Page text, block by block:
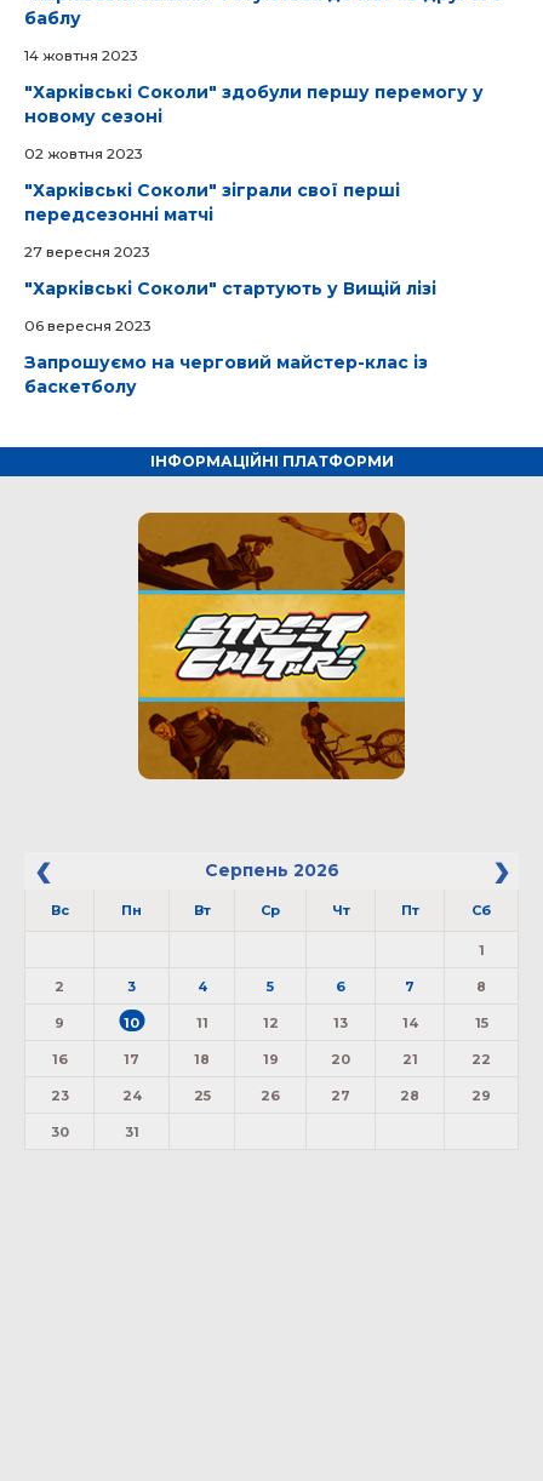
баблу
14 жовтня 2023
"Харківські Соколи" здобули першу перемогу у
новому сезоні
02 жовтня 2023
"Харківські Соколи" зіграли свої перші
передсезонні матчі
27 вересня 2023
"Харківські Соколи" стартують у Вищій лізі
06 вересня 2023
Запрошуємо на черговий майстер-клас із
баскетболу
ІНФОРМАЦІЙНІ ПЛАТФОРМИ
Серпень 2026
Вс Пн Вт Ср Чт Пт Сб
1
2 3 4 5 6 7 8
9 10 11 12 13 14 15
16 17 18 19 20 21 22
23 24 25 26 27 28 29
30 31